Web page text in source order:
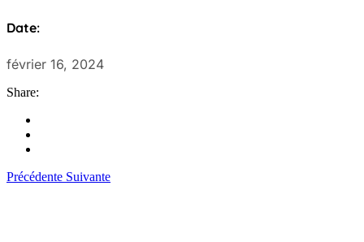
Date:
février 16, 2024
Share:
Précédente Suivante